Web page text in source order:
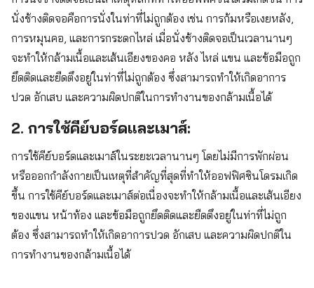
นั่งช้างติดจอคือการนั่งในท่าที่ไม่ถูกต้อง เช่น การก้มหรือเงยหลัง,
การหมุนคอ, และการกระดกไหล่ เมื่อนั่งช้างติดจอเป็นเวลานานๆ
จะทำให้กล้ามเนื้อและเส้นเอียงของคอ หลัง ไหล่ แขน และข้อมือถูก
ยึดติดและยืดตึงอยู่ในท่าที่ไม่ถูกต้อง ซึ่งสามารถทำให้เกิดอาการ
ปวด อักเสบ และความผิดปกติในการทำงานของกล้ามเนื้อได้
2. การใช้คีย์บอร์ดและเมาส์:
การใช้คีย์บอร์ดและเมาส์ในระยะเวลานานๆ โดยไม่มีการพักผ่อน
หรือออกกำลังกายเป็นเหตุที่สำคัญที่สุดที่ทำให้ออฟฟิศซินโดรมเกิด
ขึ้น การใช้คีย์บอร์ดและเมาส์ต่อเนื่องจะทำให้กล้ามเนื้อและเส้นเอียง
ของแขน หน้าท้อง เเละข้อมือถูกยึดติดและยืดตึงอยู่ในท่าที่ไม่ถูก
ต้อง ซึ่งสามารถทำให้เกิดอาการปวด อักเสบ และความผิดปกติใน
การทำงานของกล้ามเนื้อได้